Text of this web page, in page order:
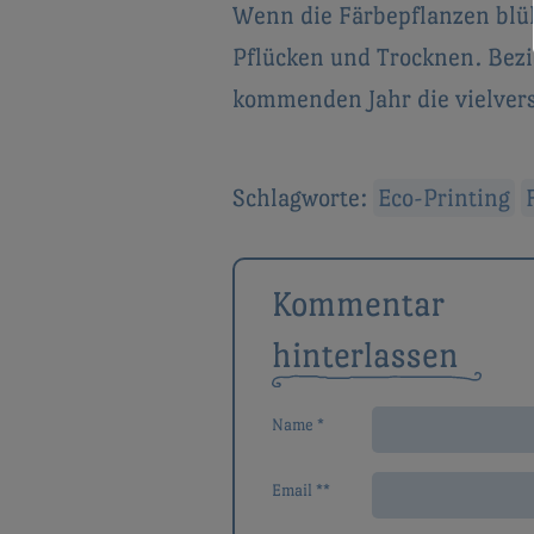
Wenn die Färbepflanzen
Pflücken und Trocknen.
kommenden Jahr die
Schlagworte: Eco-Printing
Kommentar
hinterlassen
Name *
Email **